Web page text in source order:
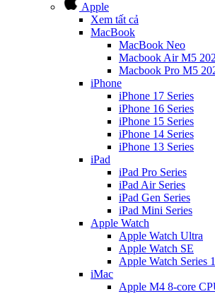
Apple
Xem tất cả
MacBook
MacBook Neo
Macbook Air M5
Macbook Pro M5
iPhone
iPhone 17 Series
iPhone 16 Series
iPhone 15 Series
iPhone 14 Series
iPhone 13 Series
iPad
iPad Pro Series
iPad Air Series
iPad Gen Series
iPad Mini Series
Apple Watch
Apple Watch Ultra
Apple Watch SE
Apple Watch Series
iMac
Apple M4 8-core